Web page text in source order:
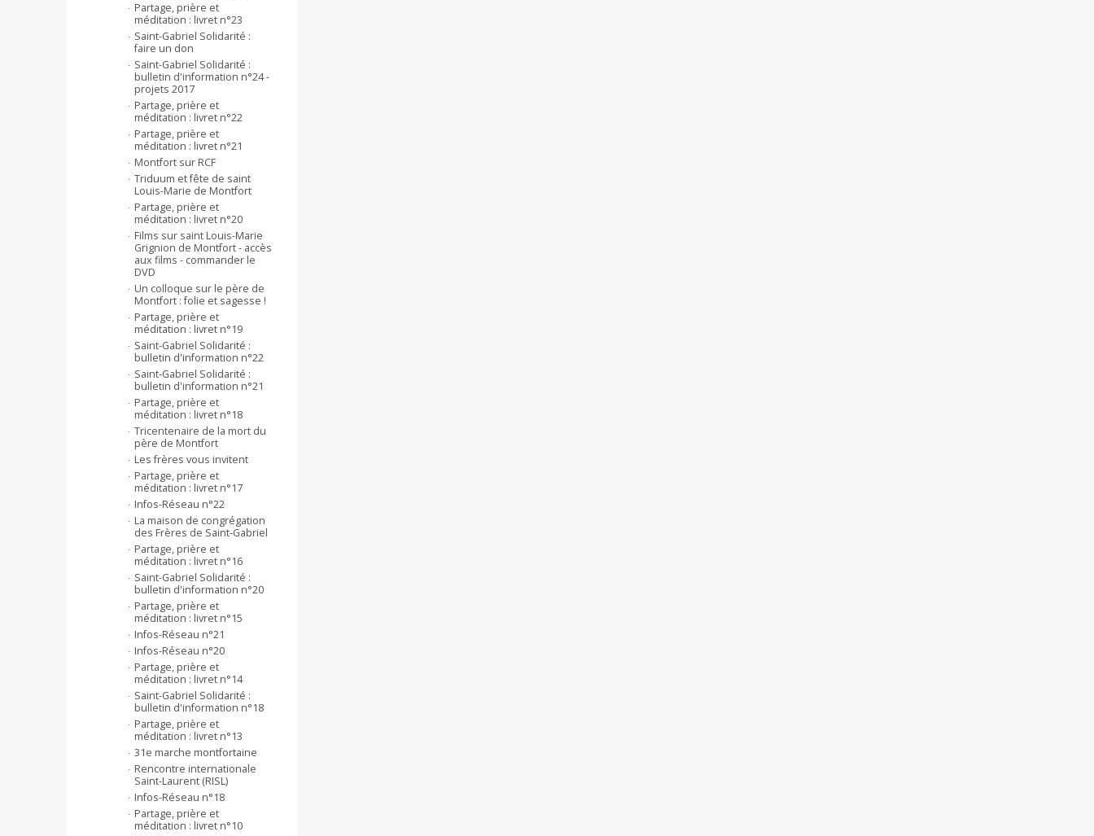
Partage, prière et
méditation : livret n°23
Saint-Gabriel Solidarité :
faire un don
Saint-Gabriel Solidarité :
bulletin d'information n°24 -
projets 2017
Partage, prière et
méditation : livret n°22
Partage, prière et
méditation : livret n°21
Montfort sur RCF
Triduum et fête de saint
Louis-Marie de Montfort
Partage, prière et
méditation : livret n°20
Films sur saint Louis-Marie
Grignion de Montfort - accès
aux films - commander le
DVD
Un colloque sur le père de
Montfort : folie et sagesse !
Partage, prière et
méditation : livret n°19
Saint-Gabriel Solidarité :
bulletin d'information n°22
Saint-Gabriel Solidarité :
bulletin d'information n°21
Partage, prière et
méditation : livret n°18
Tricentenaire de la mort du
père de Montfort
Les frères vous invitent
Partage, prière et
méditation : livret n°17
Infos-Réseau n°22
La maison de congrégation
des Frères de Saint-Gabriel
Partage, prière et
méditation : livret n°16
Saint-Gabriel Solidarité :
bulletin d'information n°20
Partage, prière et
méditation : livret n°15
Infos-Réseau n°21
Infos-Réseau n°20
Partage, prière et
méditation : livret n°14
Saint-Gabriel Solidarité :
bulletin d'information n°18
Partage, prière et
méditation : livret n°13
31e marche montfortaine
Rencontre internationale
Saint-Laurent (RISL)
Infos-Réseau n°18
Partage, prière et
méditation : livret n°10